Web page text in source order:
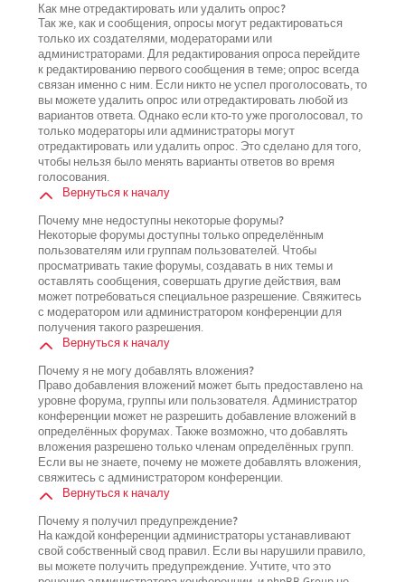
Как мне отредактировать или удалить опрос?
Так же, как и сообщения, опросы могут редактироваться
только их создателями, модераторами или
администраторами. Для редактирования опроса перейдите
к редактированию первого сообщения в теме; опрос всегда
связан именно с ним. Если никто не успел проголосовать, то
вы можете удалить опрос или отредактировать любой из
вариантов ответа. Однако если кто-то уже проголосовал, то
только модераторы или администраторы могут
отредактировать или удалить опрос. Это сделано для того,
чтобы нельзя было менять варианты ответов во время
голосования.
Вернуться к началу
Почему мне недоступны некоторые форумы?
Некоторые форумы доступны только определённым
пользователям или группам пользователей. Чтобы
просматривать такие форумы, создавать в них темы и
оставлять сообщения, совершать другие действия, вам
может потребоваться специальное разрешение. Свяжитесь
с модератором или администратором конференции для
получения такого разрешения.
Вернуться к началу
Почему я не могу добавлять вложения?
Право добавления вложений может быть предоставлено на
уровне форума, группы или пользователя. Администратор
конференции может не разрешить добавление вложений в
определённых форумах. Также возможно, что добавлять
вложения разрешено только членам определённых групп.
Если вы не знаете, почему не можете добавлять вложения,
свяжитесь с администратором конференции.
Вернуться к началу
Почему я получил предупреждение?
На каждой конференции администраторы устанавливают
свой собственный свод правил. Если вы нарушили правило,
вы можете получить предупреждение. Учтите, что это